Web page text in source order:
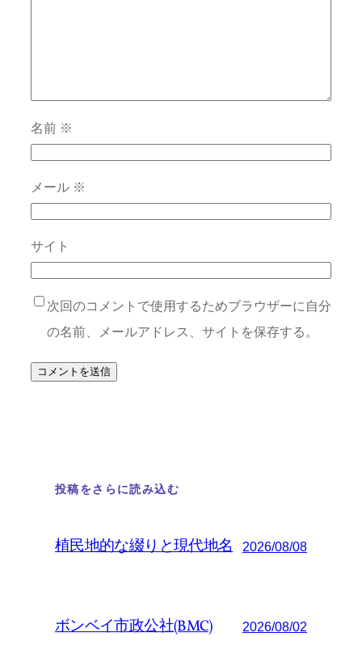
名前 ※
メール ※
サイト
次回のコメントで使用するためブラウザーに自分
の名前、メールアドレス、サイトを保存する。
投稿をさらに読み込む
植民地的な綴りと現代地名 2026/08/08
ボンベイ市政公社(BMC) 2026/08/02